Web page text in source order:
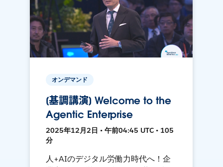
オンデマンド
[基調講演] Welcome to the
Agentic Enterprise
2025年12月2日 • 午前04:45 UTC • 105
分
人+AIのデジタル労働力時代へ！企